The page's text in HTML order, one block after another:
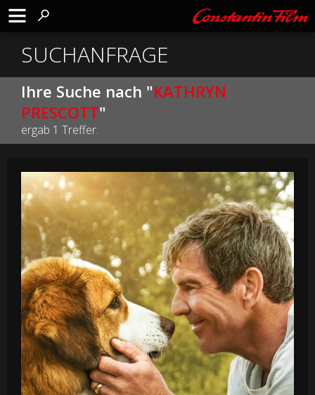
SUCHANFRAGE
Ihre Suche nach "KATHRYN
PRESCOTT"
ergab 1 Treffer.